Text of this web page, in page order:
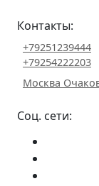
Контакты:
+79251239444
+79254222203
Москва
Соц. сети: